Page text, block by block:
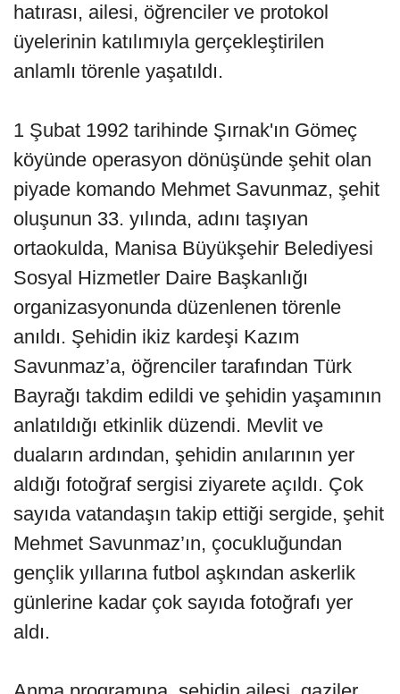
hatırası, ailesi, öğrenciler ve protokol
üyelerinin katılımıyla gerçekleştirilen
anlamlı törenle yaşatıldı.
1 Şubat 1992 tarihinde Şırnak'ın Gömeç
köyünde operasyon dönüşünde şehit olan
piyade komando Mehmet Savunmaz, şehit
oluşunun 33. yılında, adını taşıyan
ortaokulda, Manisa Büyükşehir Belediyesi
Sosyal Hizmetler Daire Başkanlığı
organizasyonunda düzenlenen törenle
anıldı. Şehidin ikiz kardeşi Kazım
Savunmaz’a, öğrenciler tarafından Türk
Bayrağı takdim edildi ve şehidin yaşamının
anlatıldığı etkinlik düzendi. Mevlit ve
duaların ardından, şehidin anılarının yer
aldığı fotoğraf sergisi ziyarete açıldı. Çok
sayıda vatandaşın takip ettiği sergide, şehit
Mehmet Savunmaz’ın, çocukluğundan
gençlik yıllarına futbol aşkından askerlik
günlerine kadar çok sayıda fotoğrafı yer
aldı.